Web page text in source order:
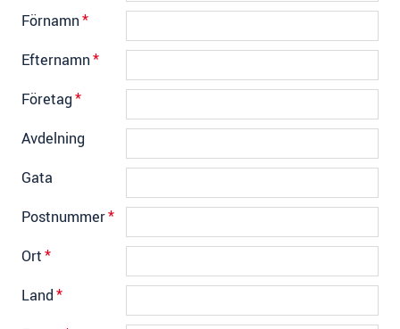
Förnamn*
Efternamn*
Företag*
Avdelning
Gata
Postnummer*
Ort*
Land*